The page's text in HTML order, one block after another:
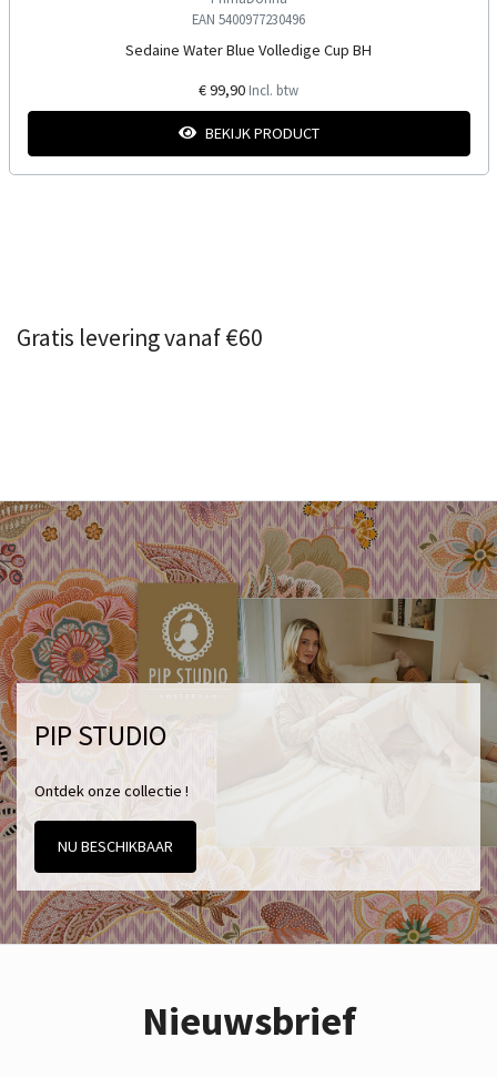
EAN 5400977230496
Sedaine Water Blue Volledige Cup BH
€ 99,90 Incl. btw
BEKIJK PRODUCT
Gratis levering vanaf €60
PIP STUDIO
Ontdek onze collectie !
NU BESCHIKBAAR
Nieuwsbrief